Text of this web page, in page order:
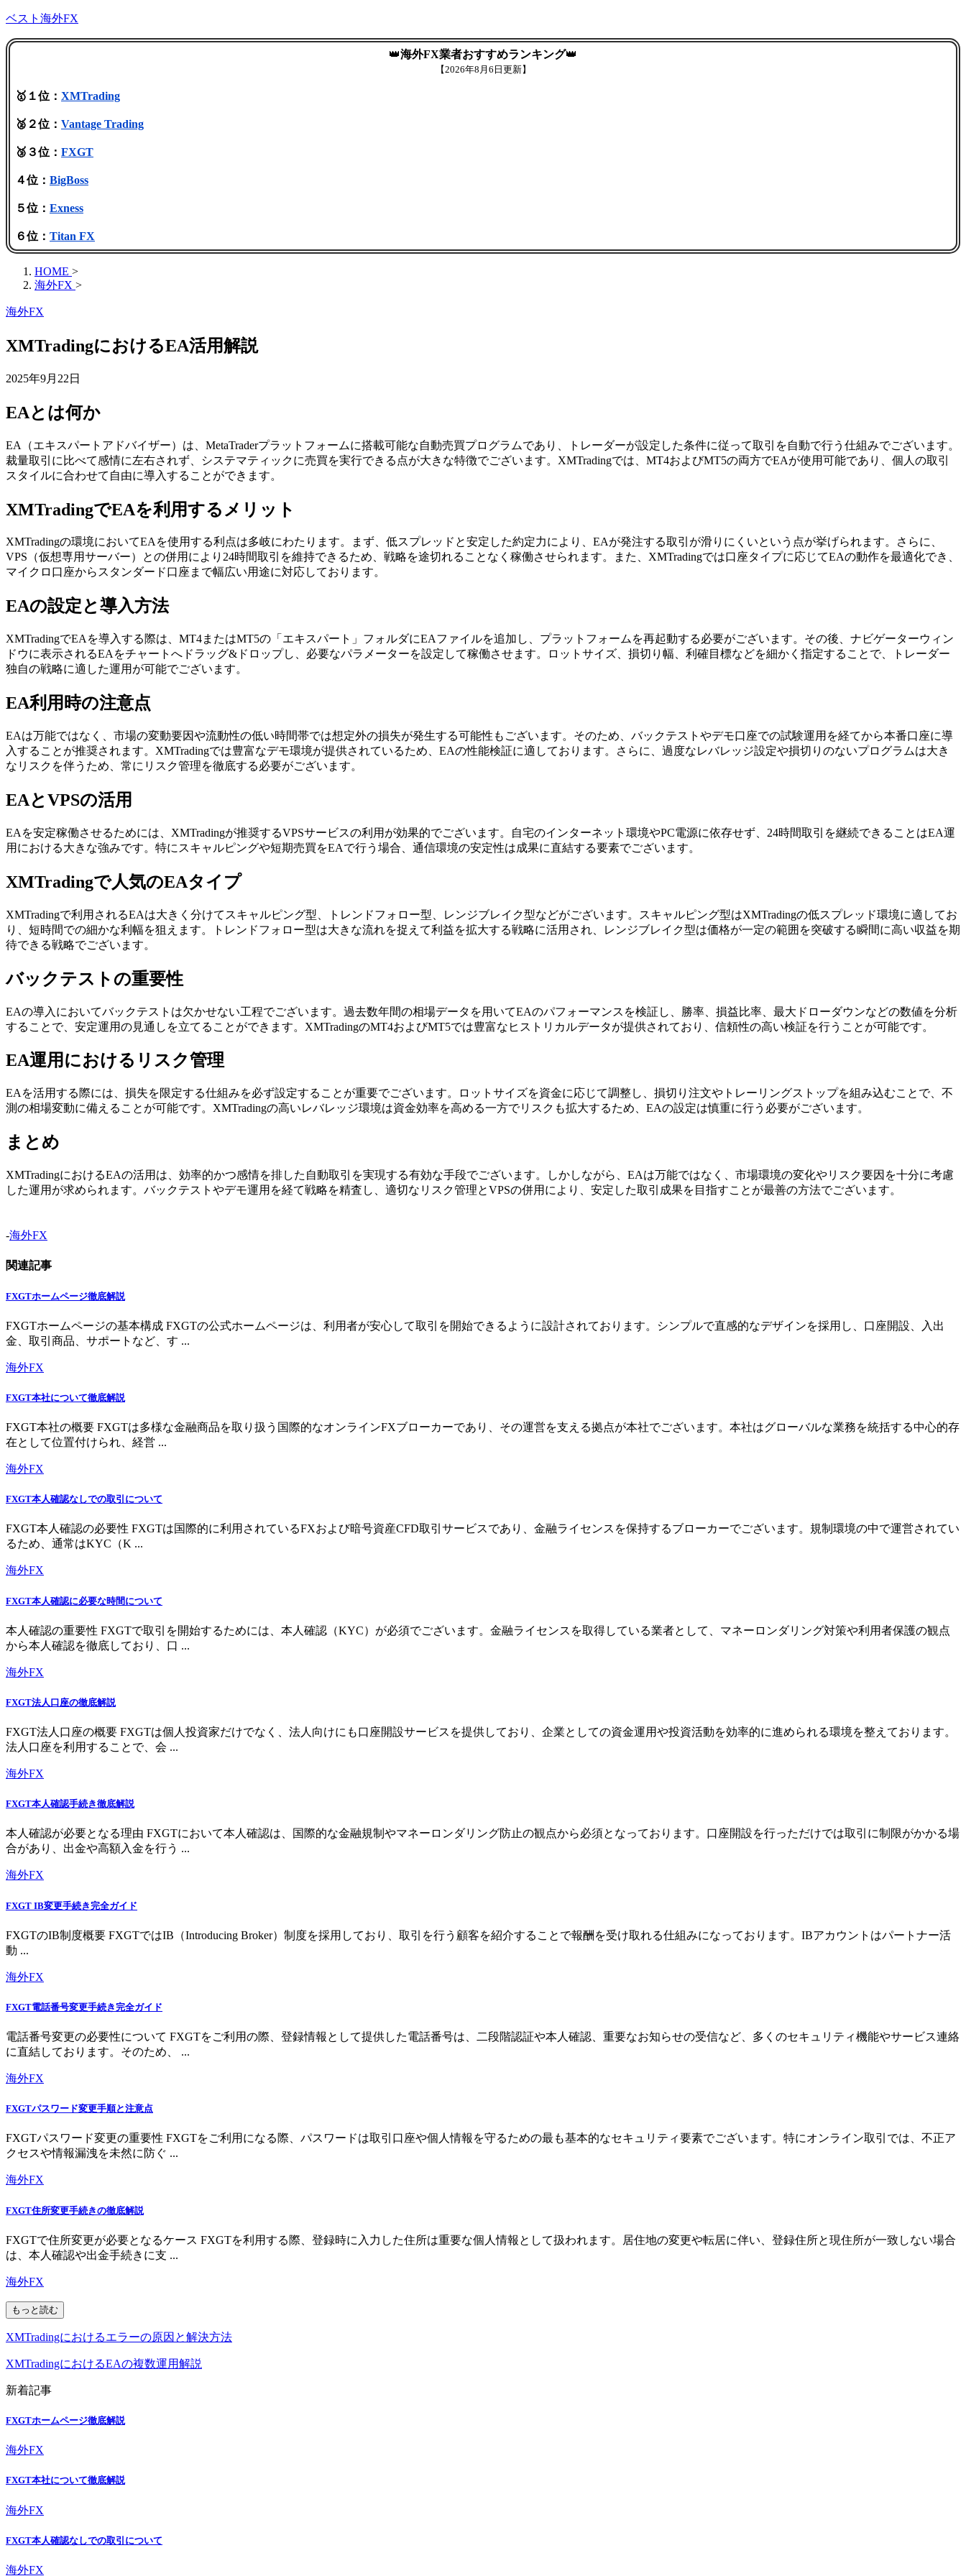
ベスト海外FX
👑海外FX業者おすすめランキング👑
【2026年8月6日更新】
🥇１位： XMTrading
🥈２位： Vantage Trading
🥉３位： FXGT
４位： BigBoss
５位： Exness
６位： Titan FX
HOME >
海外FX >
海外FX
XMTradingにおけるEA活用解説
2025年9月22日
EAとは何か
EA（エキスパートアドバイザー）は、MetaTraderプラットフォームに搭載可能な自動売買プログラムであり、トレーダーが設定した条件に従って取引を自動で行う仕組みでございます。
裁量取引に比べて感情に左右されず、システマティックに売買を実行できる点が大きな特徴でございます。XMTradingでは、MT4およびMT5の両方でEAが使用可能であり、個人の取引
スタイルに合わせて自由に導入することができます。
XMTradingでEAを利用するメリット
XMTradingの環境においてEAを使用する利点は多岐にわたります。まず、低スプレッドと安定した約定力により、EAが発注する取引が滑りにくいという点が挙げられます。さらに、
VPS（仮想専用サーバー）との併用により24時間取引を維持できるため、戦略を途切れることなく稼働させられます。また、XMTradingでは口座タイプに応じてEAの動作を最適化でき、
マイクロ口座からスタンダード口座まで幅広い用途に対応しております。
EAの設定と導入方法
XMTradingでEAを導入する際は、MT4またはMT5の「エキスパート」フォルダにEAファイルを追加し、プラットフォームを再起動する必要がございます。その後、ナビゲーターウィン
ドウに表示されるEAをチャートへドラッグ&ドロップし、必要なパラメーターを設定して稼働させます。ロットサイズ、損切り幅、利確目標などを細かく指定することで、トレーダー
独自の戦略に適した運用が可能でございます。
EA利用時の注意点
EAは万能ではなく、市場の変動要因や流動性の低い時間帯では想定外の損失が発生する可能性もございます。そのため、バックテストやデモ口座での試験運用を経てから本番口座に導
入することが推奨されます。XMTradingでは豊富なデモ環境が提供されているため、EAの性能検証に適しております。さらに、過度なレバレッジ設定や損切りのないプログラムは大き
なリスクを伴うため、常にリスク管理を徹底する必要がございます。
EAとVPSの活用
EAを安定稼働させるためには、XMTradingが推奨するVPSサービスの利用が効果的でございます。自宅のインターネット環境やPC電源に依存せず、24時間取引を継続できることはEA運
用における大きな強みです。特にスキャルピングや短期売買をEAで行う場合、通信環境の安定性は成果に直結する要素でございます。
XMTradingで人気のEAタイプ
XMTradingで利用されるEAは大きく分けてスキャルピング型、トレンドフォロー型、レンジブレイク型などがございます。スキャルピング型はXMTradingの低スプレッド環境に適してお
り、短時間での細かな利幅を狙えます。トレンドフォロー型は大きな流れを捉えて利益を拡大する戦略に活用され、レンジブレイク型は価格が一定の範囲を突破する瞬間に高い収益を期
待できる戦略でございます。
バックテストの重要性
EAの導入においてバックテストは欠かせない工程でございます。過去数年間の相場データを用いてEAのパフォーマンスを検証し、勝率、損益比率、最大ドローダウンなどの数値を分析
することで、安定運用の見通しを立てることができます。XMTradingのMT4およびMT5では豊富なヒストリカルデータが提供されており、信頼性の高い検証を行うことが可能です。
EA運用におけるリスク管理
EAを活用する際には、損失を限定する仕組みを必ず設定することが重要でございます。ロットサイズを資金に応じて調整し、損切り注文やトレーリングストップを組み込むことで、不
測の相場変動に備えることが可能です。XMTradingの高いレバレッジ環境は資金効率を高める一方でリスクも拡大するため、EAの設定は慎重に行う必要がございます。
まとめ
XMTradingにおけるEAの活用は、効率的かつ感情を排した自動取引を実現する有効な手段でございます。しかしながら、EAは万能ではなく、市場環境の変化やリスク要因を十分に考慮
した運用が求められます。バックテストやデモ運用を経て戦略を精査し、適切なリスク管理とVPSの併用により、安定した取引成果を目指すことが最善の方法でございます。
-海外FX
関連記事
FXGTホームページ徹底解説
FXGTホームページの基本構成 FXGTの公式ホームページは、利用者が安心して取引を開始できるように設計されております。シンプルで直感的なデザインを採用し、口座開設、入出
金、取引商品、サポートなど、す ...
海外FX
FXGT本社について徹底解説
FXGT本社の概要 FXGTは多様な金融商品を取り扱う国際的なオンラインFXブローカーであり、その運営を支える拠点が本社でございます。本社はグローバルな業務を統括する中心的存
在として位置付けられ、経営 ...
海外FX
FXGT本人確認なしでの取引について
FXGT本人確認の必要性 FXGTは国際的に利用されているFXおよび暗号資産CFD取引サービスであり、金融ライセンスを保持するブローカーでございます。規制環境の中で運営されてい
るため、通常はKYC（K ...
海外FX
FXGT本人確認に必要な時間について
本人確認の重要性 FXGTで取引を開始するためには、本人確認（KYC）が必須でございます。金融ライセンスを取得している業者として、マネーロンダリング対策や利用者保護の観点
から本人確認を徹底しており、口 ...
海外FX
FXGT法人口座の徹底解説
FXGT法人口座の概要 FXGTは個人投資家だけでなく、法人向けにも口座開設サービスを提供しており、企業としての資金運用や投資活動を効率的に進められる環境を整えております。
法人口座を利用することで、会 ...
海外FX
FXGT本人確認手続き徹底解説
本人確認が必要となる理由 FXGTにおいて本人確認は、国際的な金融規制やマネーロンダリング防止の観点から必須となっております。口座開設を行っただけでは取引に制限がかかる場
合があり、出金や高額入金を行う ...
海外FX
FXGT IB変更手続き完全ガイド
FXGTのIB制度概要 FXGTではIB（Introducing Broker）制度を採用しており、取引を行う顧客を紹介することで報酬を受け取れる仕組みになっております。IBアカウントはパートナー活
動 ...
海外FX
FXGT電話番号変更手続き完全ガイド
電話番号変更の必要性について FXGTをご利用の際、登録情報として提供した電話番号は、二段階認証や本人確認、重要なお知らせの受信など、多くのセキュリティ機能やサービス連絡
に直結しております。そのため、 ...
海外FX
FXGTパスワード変更手順と注意点
FXGTパスワード変更の重要性 FXGTをご利用になる際、パスワードは取引口座や個人情報を守るための最も基本的なセキュリティ要素でございます。特にオンライン取引では、不正ア
クセスや情報漏洩を未然に防ぐ ...
海外FX
FXGT住所変更手続きの徹底解説
FXGTで住所変更が必要となるケース FXGTを利用する際、登録時に入力した住所は重要な個人情報として扱われます。居住地の変更や転居に伴い、登録住所と現住所が一致しない場合
は、本人確認や出金手続きに支 ...
海外FX
もっと読む
XMTradingにおけるエラーの原因と解決方法
XMTradingにおけるEAの複数運用解説
新着記事
FXGTホームページ徹底解説
海外FX
FXGT本社について徹底解説
海外FX
FXGT本人確認なしでの取引について
海外FX